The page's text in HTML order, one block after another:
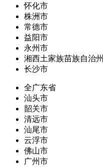
怀化市
株洲市
常德市
益阳市
永州市
湘西土家族苗族自治州
长沙市
全广东省
汕头市
韶关市
清远市
汕尾市
云浮市
佛山市
广州市